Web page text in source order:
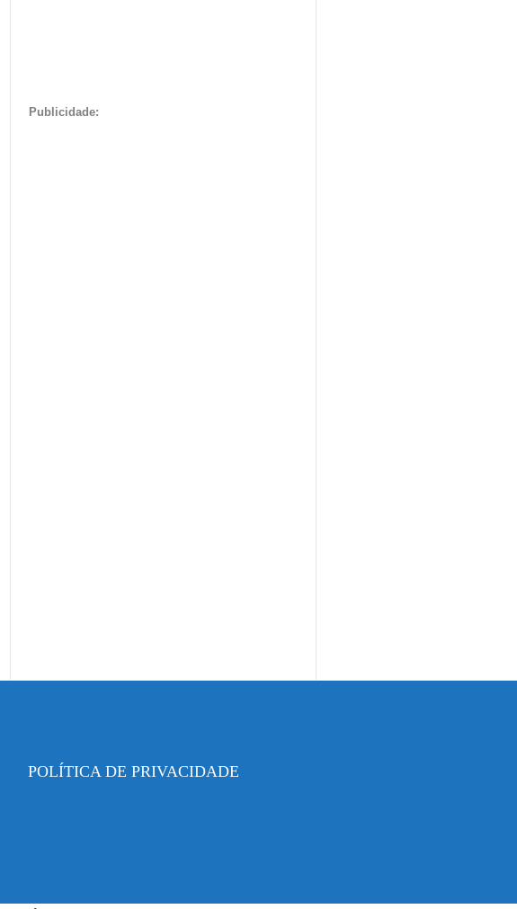
Publicidade:
POLÍTICA DE PRIVACIDADE